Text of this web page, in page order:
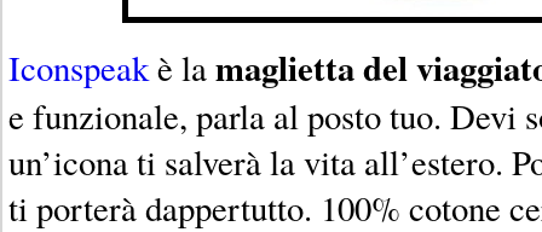
Iconspeakè lamaglietta del
e funzionale, parla al posto tuo. Devi
un’icona ti salverà la vita all’estero.
ti porterà dappertutto. 100% cotone